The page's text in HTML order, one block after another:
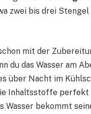
zwei bis drei Stengel
mit der
du das Wasser am
über Nacht im
Inhaltsstoffe perfekt
Wasser bekommt